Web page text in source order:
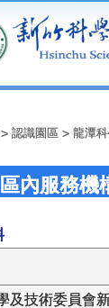
>認識園區 >龍潭
區內服務機
及技術委員會